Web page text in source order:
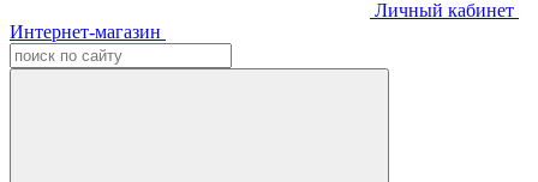
Личный кабинет
Интернет-магазин